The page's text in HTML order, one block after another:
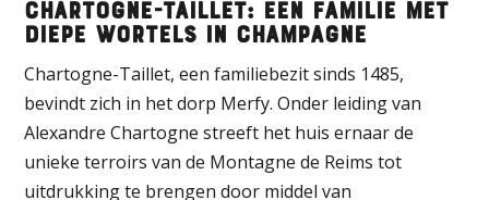
Chartogne-Taillet: Een familie met
diepe wortels in Champagne
Chartogne-Taillet, een familiebezit sinds 1485,
bevindt zich in het dorp Merfy. Onder leiding van
Alexandre Chartogne streeft het huis ernaar de
unieke terroirs van de Montagne de Reims tot
uitdrukking te brengen door middel van